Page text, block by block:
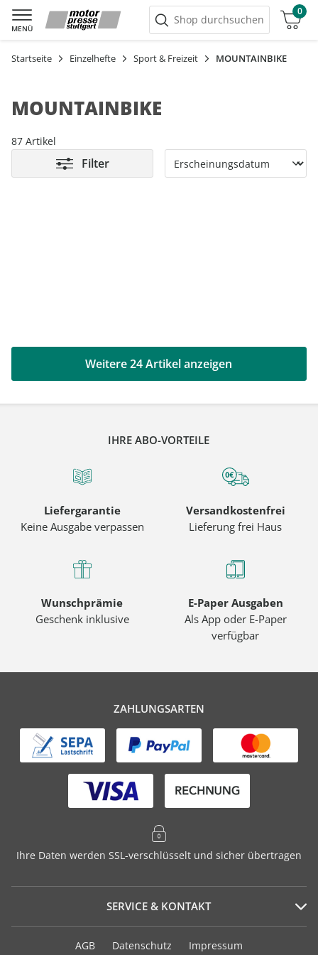
MENÜ
Shop durchsuchen
0
Warenkorb
Startseite Einzelhefte Sport & Freizeit MOUNTAINBIKE
MOUNTAINBIKE
87 Artikel
Filter
Weitere 24 Artikel anzeigen
IHRE ABO-VORTEILE
Liefergarantie
Keine Ausgabe verpassen
Versandkostenfrei
Lieferung frei Haus
Wunschprämie
Geschenk inklusive
E-Paper Ausgaben
Als App oder E-Paper
verfügbar
ZAHLUNGSARTEN
Ihre Daten werden SSL-verschlüsselt und sicher übertragen
SERVICE & KONTAKT
Serviceportal
AGB Datenschutz Impressum